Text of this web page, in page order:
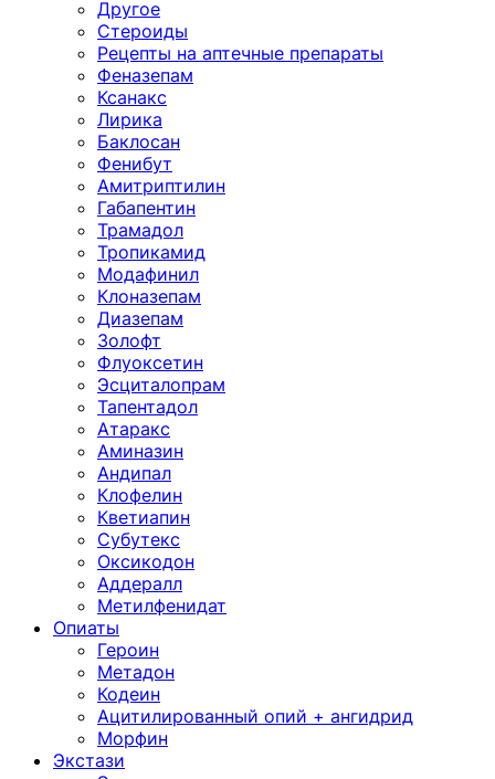
Другое
Стероиды
Рецепты на аптечные препараты
Феназепам
Ксанакс
Лирика
Баклосан
Фенибут
Амитриптилин
Габапентин
Трамадол
Тропикамид
Модафинил
Клоназепам
Диазепам
Золофт
Флуоксетин
Эсциталопрам
Тапентадол
Атаракс
Аминазин
Андипал
Клофелин
Кветиапин
Субутекс
Оксикодон
Аддералл
Метилфенидат
Опиаты
Героин
Метадон
Кодеин
Ацитилированный опий + ангидрид
Морфин
Экстази